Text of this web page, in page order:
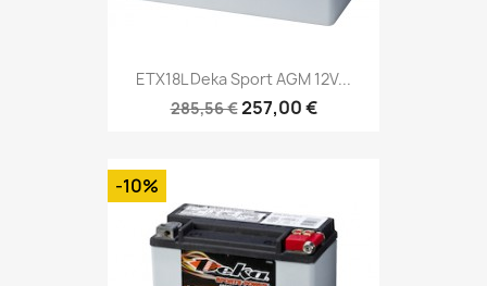
ETX18L Deka Sport AGM 12V...
285,56 €257,00 €
-10%